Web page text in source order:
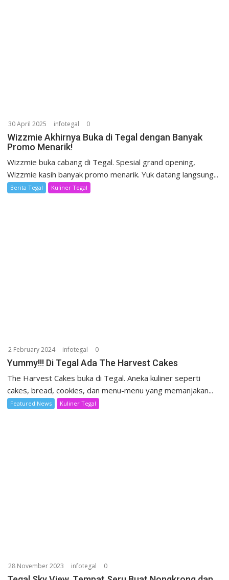
30 April 2025 infotegal 0
Wizzmie Akhirnya Buka di Tegal dengan Banyak
Promo Menarik!
Wizzmie buka cabang di Tegal. Spesial grand opening,
Wizzmie kasih banyak promo menarik. Yuk datang langsung...
Berita Tegal Kuliner Tegal
2 February 2024 infotegal 0
Yummy!!! Di Tegal Ada The Harvest Cakes
The Harvest Cakes buka di Tegal. Aneka kuliner seperti
cakes, bread, cookies, dan menu-menu yang memanjakan...
Featured News Kuliner Tegal
28 November 2023 infotegal 0